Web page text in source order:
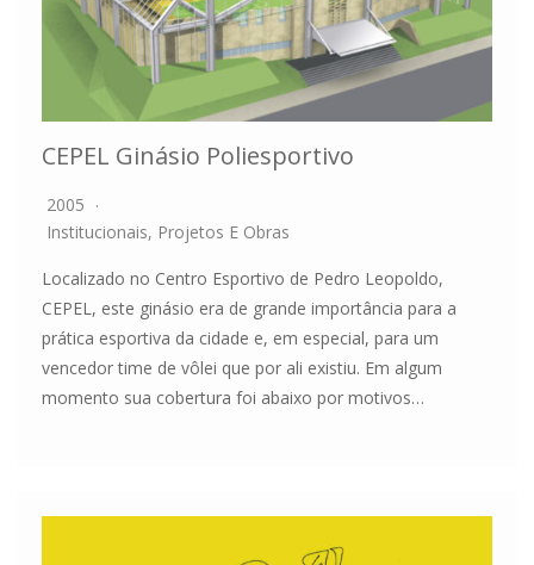
CEPEL Ginásio Poliesportivo
2005
Institucionais, Projetos E Obras
Localizado no Centro Esportivo de Pedro Leopoldo,
CEPEL, este ginásio era de grande importância para a
prática esportiva da cidade e, em especial, para um
vencedor time de vôlei que por ali existiu. Em algum
momento sua cobertura foi abaixo por motivos…